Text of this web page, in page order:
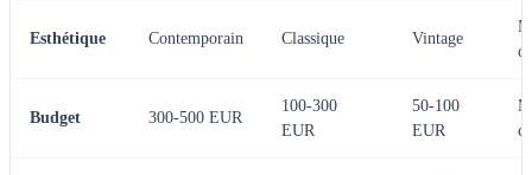
Esthétique Contemporain Classique Vintage
Budget 300-500 EUR
100-300
EUR
50-100
EUR